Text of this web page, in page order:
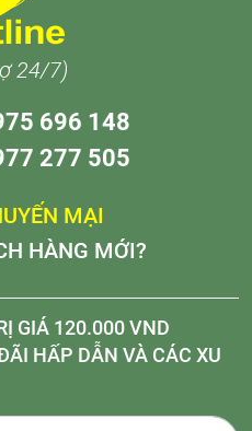
24/7)
696 148
277 505
MẠI
HÀNG MỚI?
GIÁ 120.000 VND
HẤP DẪN VÀ CÁC XU